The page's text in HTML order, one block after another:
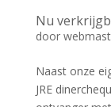
Nu
door
Naast onze
JRE